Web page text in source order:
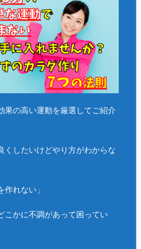
果の高い運動を厳選してご紹介
くしたいけどやり方がわからな
作れない」
こかに不調があって困ってい